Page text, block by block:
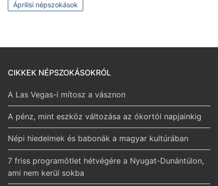
Áprilisi népszokások
CIKKEK NÉPSZOKÁSOKRÓL
A Las Vegas-i mítosz a vásznon
A pénz, mint eszköz változása az ókortól napjainkig
Népi hiedelmek és babonák a magyar kultúrában
7 friss programötlet hétvégére a Nyugat-Dunántúlon,
ami nem kerül sokba